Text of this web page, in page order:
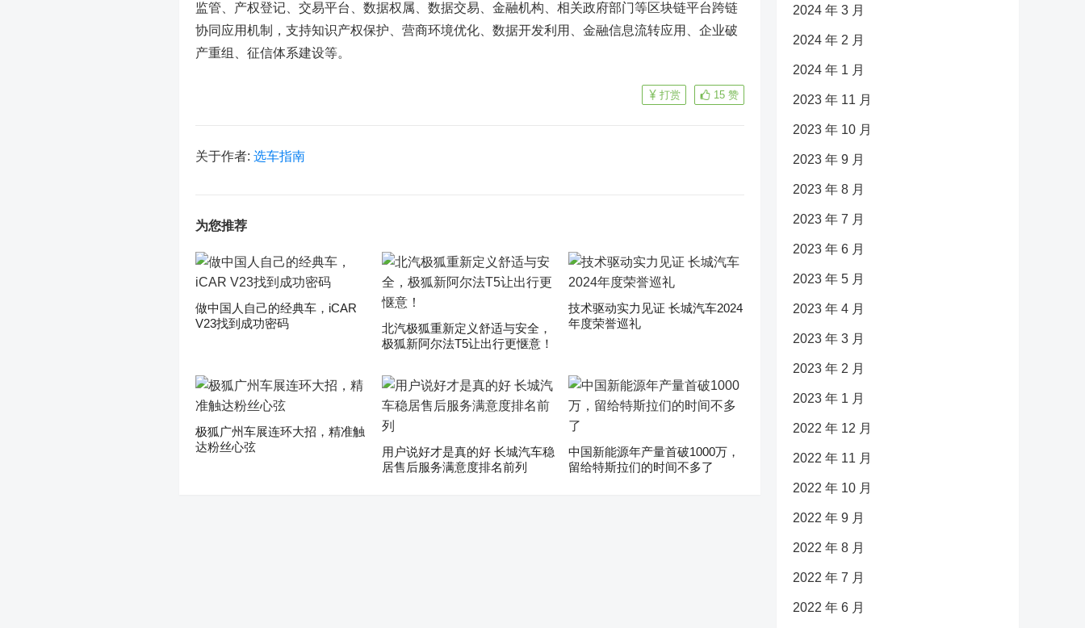
监管、产权登记、交易平台、数据权属、数据交易、金融机构、相关政府部门等区块链平台跨链
协同应用机制，支持知识产权保护、营商环境优化、数据开发利用、金融信息流转应用、企业破
产重组、征信体系建设等。
15 赞
打赏
关于作者: 选车指南
为您推荐
做中国人自己的经典车，iCAR
V23找到成功密码
​北汽极狐重新定义舒适与安全，
极狐新阿尔法T5让出行更惬意！
技术驱动实力见证 长城汽车2024
年度荣誉巡礼
极狐广州车展连环大招，精准触
达粉丝心弦
用户说好才是真的好 长城汽车稳
居售后服务满意度排名前列
中国新能源年产量首破1000万，
留给特斯拉们的时间不多了
2024 年 3 月
2024 年 2 月
2024 年 1 月
2023 年 11 月
2023 年 10 月
2023 年 9 月
2023 年 8 月
2023 年 7 月
2023 年 6 月
2023 年 5 月
2023 年 4 月
2023 年 3 月
2023 年 2 月
2023 年 1 月
2022 年 12 月
2022 年 11 月
2022 年 10 月
2022 年 9 月
2022 年 8 月
2022 年 7 月
2022 年 6 月